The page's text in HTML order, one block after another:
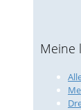
Meine